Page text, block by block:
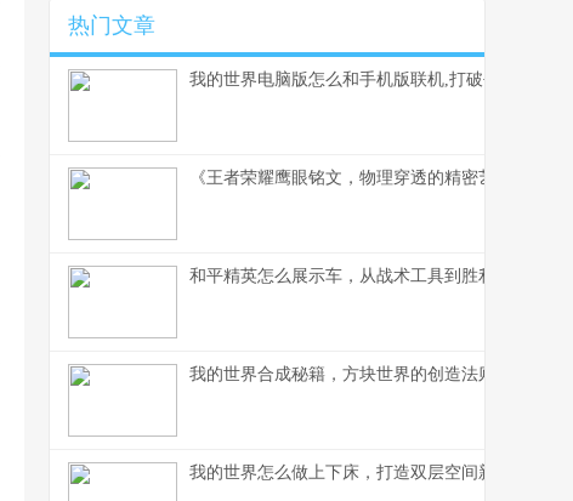
热门文章
我的世界电脑版怎么和手机版联机,打破平台壁垒的
《王者荣耀鹰眼铭文，物理穿透的精密艺术》副
和平精英怎么展示车，从战术工具到胜利符号的蜕
我的世界合成秘籍，方块世界的创造法则，副标题
我的世界怎么做上下床，打造双层空间新美学